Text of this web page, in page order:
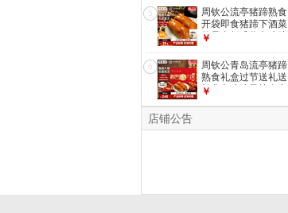
蹄】四只礼盒丨
400g*4袋【2卤味
+2五香】
5
周钦公流亭猪蹄熟食
开袋即食猪蹄下酒菜
整只鑫复盛酱卤猪蹄
流亭猪蹄400g
￥
6
周钦公青岛流亭猪蹄
熟食礼盒过节送礼送
长辈卤猪蹄子熟食中
￥
店铺公告